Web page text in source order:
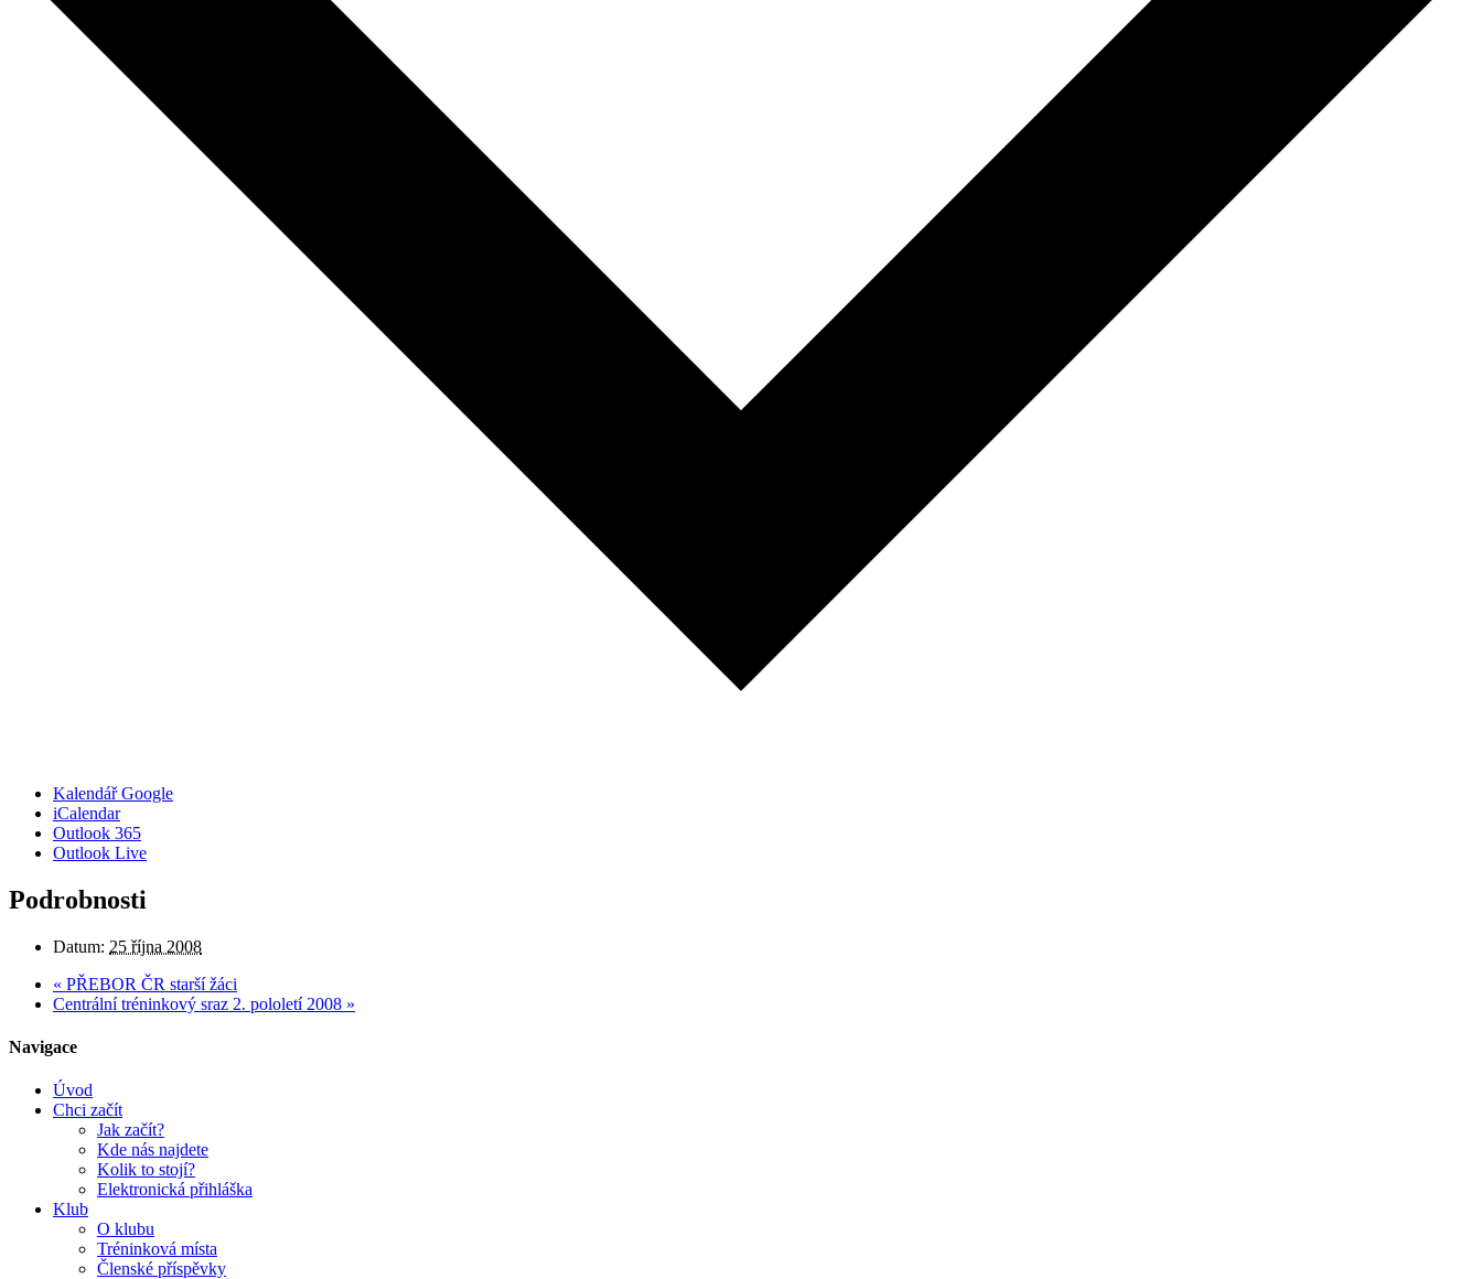
Kalendář Google
iCalendar
Outlook 365
Outlook Live
Podrobnosti
Datum: 25 října 2008
« PŘEBOR ČR starší žáci
Centrální tréninkový sraz 2. pololetí 2008 »
Navigace
Úvod
Chci začít
Jak začít?
Kde nás najdete
Kolik to stojí?
Elektronická přihláška
Klub
O klubu
Tréninková místa
Členské příspěvky